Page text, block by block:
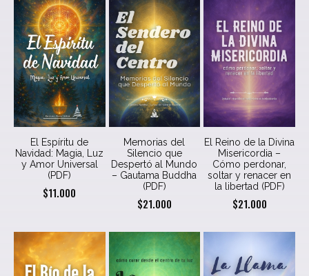
El Espíritu de
Navidad: Magia, Luz
y Amor Universal
(PDF)
$11.000
Memorias del
Silencio que
Despertó al Mundo
– Gautama Buddha
(PDF)
$21.000
El Reino de la Divina
Misericordia –
Cómo perdonar,
soltar y renacer en
la libertad (PDF)
$21.000